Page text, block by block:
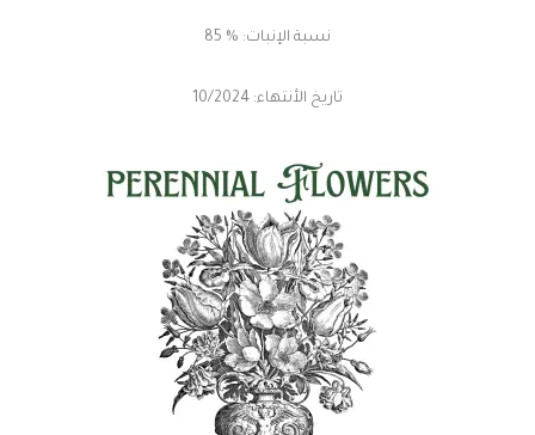
نسبة الإنبات: % 85
تاريخ الأنتهاء: 10/2024